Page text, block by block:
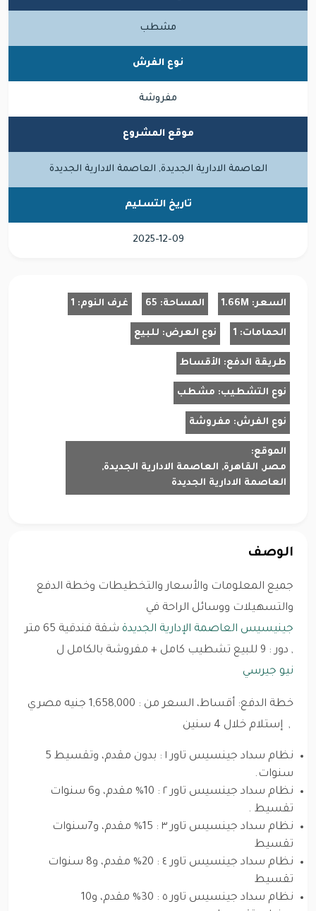
مشطب
نوع الفرش
مفروشة
موقع المشروع
العاصمة الادارية الجديدة, العاصمة الادارية الجديدة
تاريخ التسليم
2025-12-09
السعر: 1.66M المساحة: 65 غرف النوم: 1
الحمامات: 1 نوع العرض: للبيع
طريقة الدفع: الأقساط
نوع التشطيب: مشطب
نوع الفرش: مفروشة
الموقع:
مصر, القاهرة, العاصمة الادارية الجديدة,
العاصمة الادارية الجديدة
الوصف
جميع المعلومات والأسعار والتخطيطات وخطة الدفع
والتسهيلات ووسائل الراحة في
جينيسيس العاصمة الإدارية الجديدة
شقة فندقية 65 متر
, دور : 9 للبيع تشطيب كامل + مفروشة بالكامل ل
نيو جيرسي
خطة الدفع: أقساط، السعر من : 1,658,000 جنيه مصري
, إستلام خلال 4 سنين
نظام سداد جينسيس تاور ١ : بدون مقدم، وتقسيط 5
سنوات.
نظام سداد جينسيس تاور ٢ : 10% مقدم، و6 سنوات
تقسيط .
نظام سداد جينسيس تاور ٣ : 15% مقدم، و7سنوات
تقسيط
نظام سداد جينسيس تاور ٤ : 20% مقدم، و8 سنوات
تقسيط
نظام سداد جينسيس تاور ٥ : 30% مقدم، و10